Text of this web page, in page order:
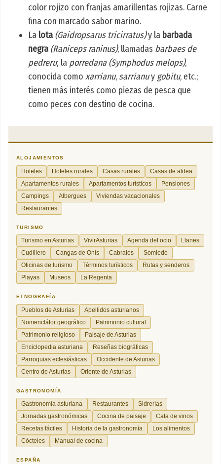
color rojizo con franjas amarillentas rojizas. Carne
fina con marcado sabor marino.
La lota (Gaidropsarus tricirratus)y la barbada
negra (Raniceps raninus), llamadas barbaes de
pedreru; la porredana (Symphodus melops),
conocida como xarrianu, sarrianuy gobitu, etc.;
tienen más interés como piezas de pesca que
como peces con destino de cocina.